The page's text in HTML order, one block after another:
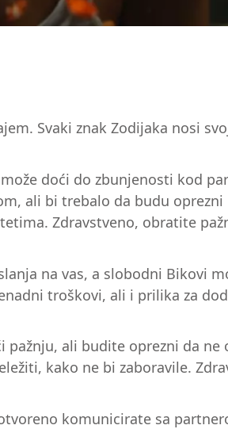
Svaki znak Zodijaka nosi
doći do zbunjenosti kod
ali bi trebalo da budu
Zdravstveno, obratite
na vas, a slobodni Bikovi
troškovi, ali i prilika za
ali budite oprezni da
kako ne bi zaboravile.
komunicirate sa